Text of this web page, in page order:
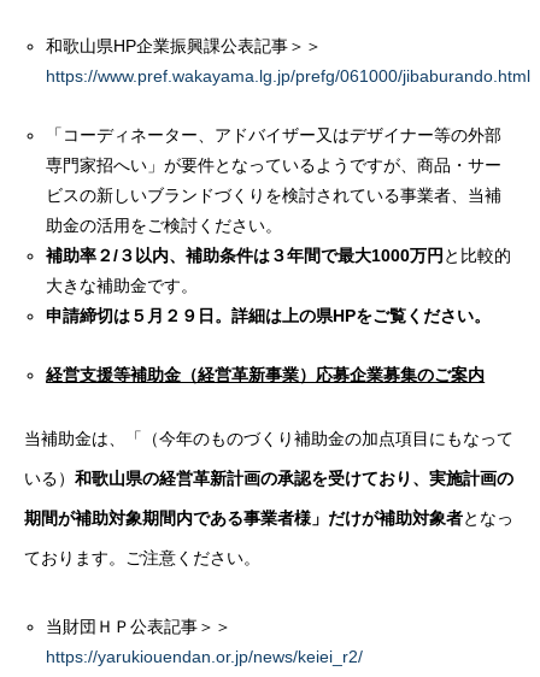
和歌山県HP企業振興課公表記事＞＞
https://www.pref.wakayama.lg.jp/prefg/061000/jibaburando.html
「コーディネーター、アドバイザー又はデザイナー等の外部
専門家招へい」が要件となっているようですが、商品・サー
ビスの新しいブランドづくりを検討されている事業者、当補
助金の活用をご検討ください。
補助率２/３以内、補助条件は３年間で最大1000万円 と比較的
大きな補助金です。
申請締切は５月２９日。詳細は上の県HPをご覧ください。
経営支援等補助金（経営革新事業）応募企業募集のご案内
当補助金は、「（今年のものづくり補助金の加点項目にもなって
いる） 和歌山県の経営革新計画の承認を受けており、実施計画の
期間が補助対象期間内である事業者様」だけが補助対象者となっ
ております。ご注意ください。
当財団ＨＰ公表記事＞＞
https://yarukiouendan.or.jp/news/keiei_r2/